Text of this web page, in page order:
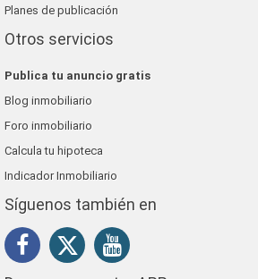
Planes de publicación
Otros servicios
Publica tu anuncio gratis
Blog inmobiliario
Foro inmobiliario
Calcula tu hipoteca
Indicador Inmobiliario
Síguenos también en